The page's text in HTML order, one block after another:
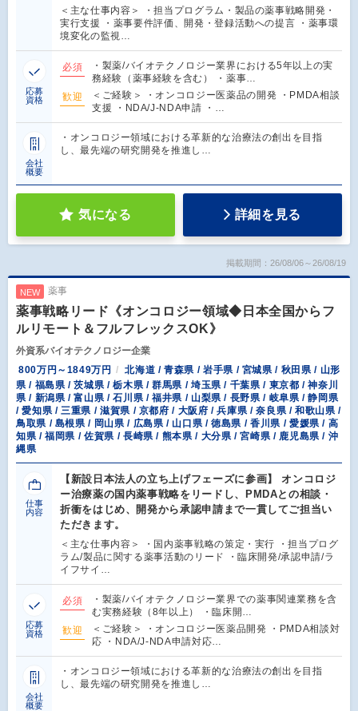
＜主な仕事内容＞ ・担当プログラム・製品の薬事戦略開発・
実行支援 ・薬事要件評価、開発・登録活動への提言 ・薬事環
境変化の監視…
応募
資格
必須
・製薬/バイオテクノロジー業界における5年以上の実
務経験（薬事経験を含む） ・薬事…
歓迎
＜ご経験＞ ・オンコロジー医薬品の開発 ・PMDA相談
支援 ・NDA/J-NDA申請 ・…
会社
概要
・オンコロジー領域における革新的な治療法の創出を目指
し、最先端の研究開発を推進し…
気になる 詳細を見る
掲載期間：26/08/06～26/08/19
NEW 薬事
薬事戦略リード《オンコロジー領域◆日本全国からフ
ルリモート＆フルフレックスOK》
外資系バイオテクノロジー企業
800万円～1849万円
北海道 / 青森県 / 岩手県 / 宮城県 / 秋田県 / 山形
県 / 福島県 / 茨城県 / 栃木県 / 群馬県 / 埼玉県 / 千葉県 / 東京都 / 神奈川
県 / 新潟県 / 富山県 / 石川県 / 福井県 / 山梨県 / 長野県 / 岐阜県 / 静岡県
/ 愛知県 / 三重県 / 滋賀県 / 京都府 / 大阪府 / 兵庫県 / 奈良県 / 和歌山県 /
鳥取県 / 島根県 / 岡山県 / 広島県 / 山口県 / 徳島県 / 香川県 / 愛媛県 / 高
知県 / 福岡県 / 佐賀県 / 長崎県 / 熊本県 / 大分県 / 宮崎県 / 鹿児島県 / 沖
縄県
仕事
内容
【新設日本法人の立ち上げフェーズに参画】 オンコロジ
ー治療薬の国内薬事戦略をリードし、PMDAとの相談・
折衝をはじめ、開発から承認申請まで一貫してご担当い
ただきます。
＜主な仕事内容＞ ・国内薬事戦略の策定・実行 ・担当プログ
ラム/製品に関する薬事活動のリード ・臨床開発/承認申請/ラ
イフサイ…
応募
資格
必須
・製薬/バイオテクノロジー業界での薬事関連業務を含
む実務経験（8年以上） ・臨床開…
歓迎
＜ご経験＞ ・オンコロジー医薬品開発 ・PMDA相談対
応 ・NDA/J-NDA申請対応…
会社
概要
・オンコロジー領域における革新的な治療法の創出を目指
し、最先端の研究開発を推進し…